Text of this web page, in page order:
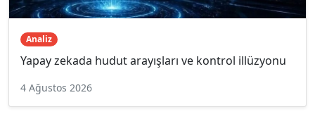
Analiz
Yapay zekada hudut arayışları ve kontrol illüzyonu
4 Ağustos 2026